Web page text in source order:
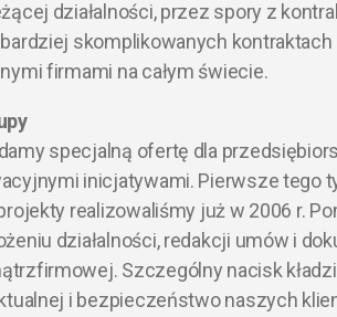
działalności, przez spory z
skomplikowanych
firmami na całym świecie.
specjalną ofertę dla
inicjatywami. Pierwsze tego
realizowaliśmy już w 2006 r.
działalności, redakcji umów i
Szczególny nacisk
i bezpieczeństwo naszych